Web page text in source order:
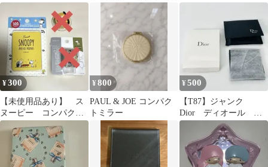
付き
¥300
【未使用品あり】 ス
ヌーピー コンパクト
ミラー
¥800
PAUL & JOE コンパク
トミラー
¥500
【T87】ジャンク
Dior ディオール 折
りたたみ式コンパクト
ミラー